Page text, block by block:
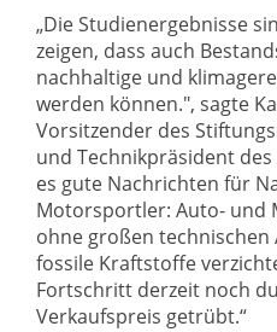
„Die Studienergebnisse
zeigen, dass auch
nachhaltige und
werden können.", sagte
Vorsitzender des
und Technikpräsident des
es gute Nachrichten für
Motorsportler: Auto- und
ohne großen
fossile Kraftstoffe
Fortschritt derzeit noch
Verkaufspreis getrübt.“